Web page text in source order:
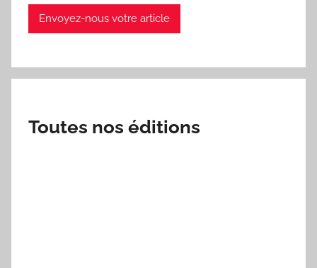
Envoyez-nous votre article
Toutes nos éditions